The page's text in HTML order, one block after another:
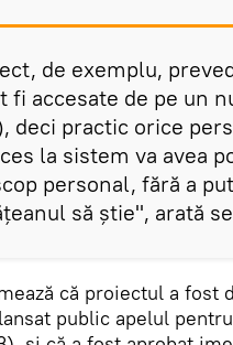
de exemplu,
fi accesate de pe un
deci practic orice
la sistem va avea
personal, fără a
să știe", arată
că proiectul a fost
public apelul